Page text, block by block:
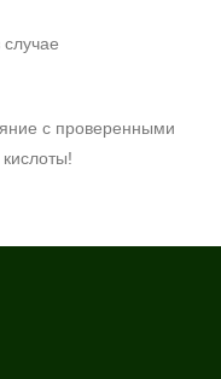
случае
с проверенными